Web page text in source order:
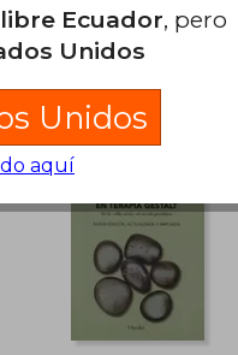
45%
dcto.
Ecuador, pero
Unidos
Unidos
aquí